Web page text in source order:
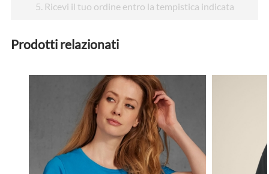
5. Ricevi il tuo ordine entro la tempistica indicata
Prodotti relazionati